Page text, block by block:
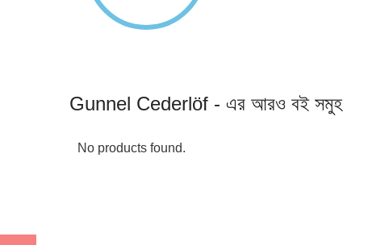
Gunnel Cederlöf - এর আরও বই সমুহ
No products found.